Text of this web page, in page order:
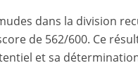
dans la division
de 562/600. Ce
et sa